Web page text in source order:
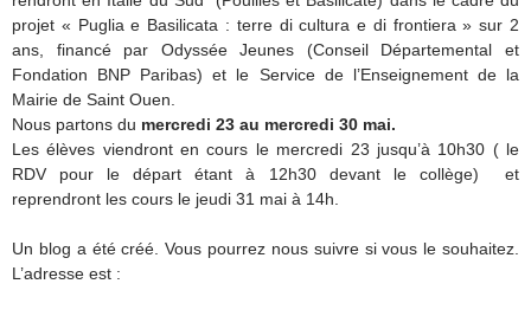
projet « Puglia e Basilicata : terre di cultura e di frontiera » sur 2
ans, financé par Odyssée Jeunes (Conseil Départemental et
Fondation BNP Paribas) et le Service de l’Enseignement de la
Mairie de Saint Ouen.
Nous partons du mercredi 23 au mercredi 30 mai.
Les élèves viendront en cours le mercredi 23 jusqu’à 10h30 ( le
RDV pour le départ étant à 12h30 devant le collège) et
reprendront les cours le jeudi 31 mai à 14h.
Un blog a été créé. Vous pourrez nous suivre si vous le souhaitez.
L’adresse est :